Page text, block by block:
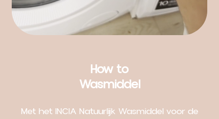
How to
Wasmiddel
Met het INCIA Natuurlijk Wasmiddel voor de